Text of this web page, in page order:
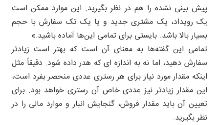
پیش بینی نشده را هم در نظر بگیرید. این موارد ممکن است
یک رویداد، یک مشتری جدید و یا یک تک سفارش با حجم
بسیار بالا باشد. بایستی برای تمامی این‌ها آماده باشید.»
تمامی این گفته‌ها به معنای آن است که بهتر است زیادتر
سفارش دهید، اما نه به اندازه ای که هدر داده شود. دقیقاً مثل
اینکه مقدار مورد نیاز برای هر رستری عددی منحصر بفرد است،
این مقدار زیادتر نیز عددی خاص آن رستری خواهد بود. برای
تعیین آن باید مقدار فروش، گنجایش انبار و موارد مالی را در
نظر بگیرید.